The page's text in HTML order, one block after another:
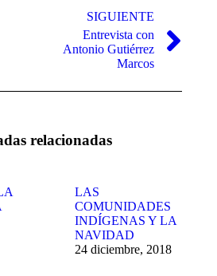
SIGUIENTE
Publicación
Entrevista con
Antonio Gutiérrez
Marcos
relacionadas
LAS
COMUNIDADES
INDÍGENAS Y LA
NAVIDAD
24 diciembre, 2018